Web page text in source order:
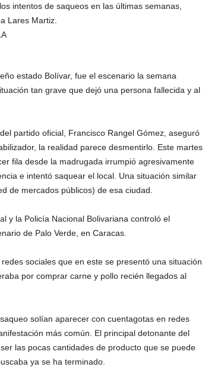
intentos de saqueos en las últimas semanas,
Lares Martiz.
estado Bolívar, fue el escenario la semana
tan grave que dejó una persona fallecida y al
partido oficial, Francisco Rangel Gómez, aseguró
la realidad parece desmentirlo. Este martes
fila desde la madrugada irrumpió agresivamente
e intentó saquear el local. Una situación similar
de mercados públicos) de esa ciudad.
y la Policía Nacional Bolivariana controló el
de Palo Verde, en Caracas.
sociales que en este se presentó una situación
por comprar carne y pollo recién llegados al
solían aparecer con cuentagotas en redes
más común. El principal detonante del
las pocas cantidades de producto que se puede
ya se ha terminado.